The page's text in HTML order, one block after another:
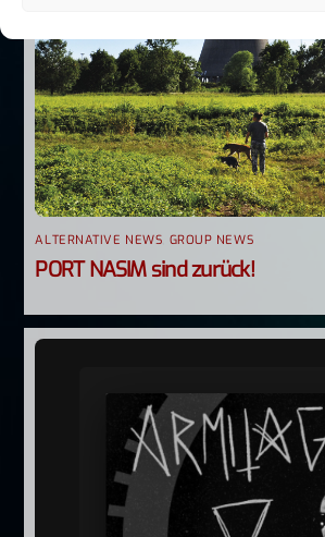
ALTERNATIVE NEWS GROUP NEWS
PORT NASIM sind zurück!